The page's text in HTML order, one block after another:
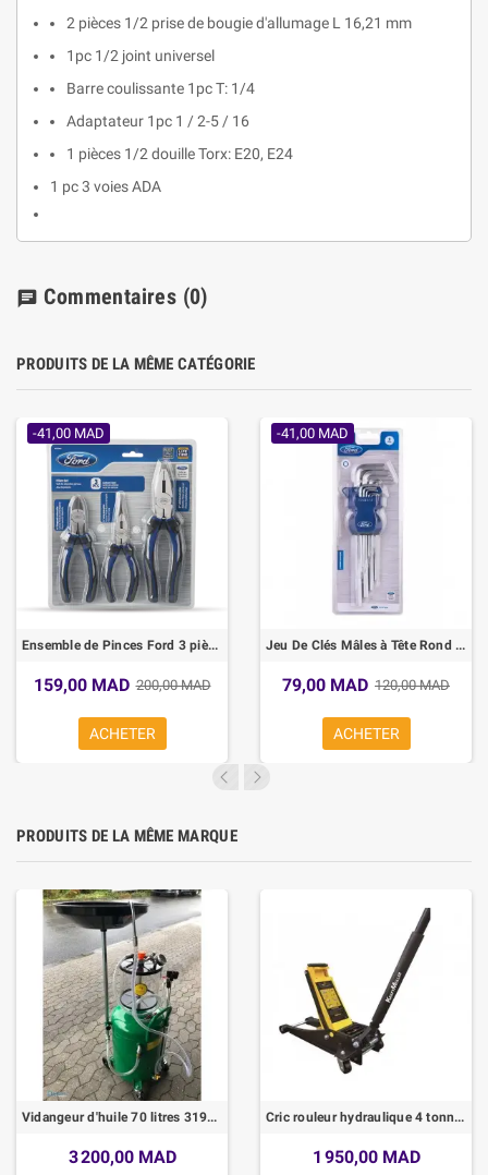
2 pièces 1/2 prise de bougie d'allumage L 16,21 mm
1pc 1/2 joint universel
Barre coulissante 1pc T: 1/4
Adaptateur 1pc 1 / 2-5 / 16
1 pièces 1/2 douille Torx: E20, E24
1 pc 3 voies ADA
chat Commentaires (0)
PRODUITS DE LA MÊME CATÉGORIE
-41,00 MAD
Ensemble de Pinces Ford 3 pièces
159,00 MAD 200,00 MAD
ACHETER
-41,00 MAD
Jeu De Clés Mâles à Tête Rond Extra Longues
79,00 MAD 120,00 MAD
ACHETER
PRODUITS DE LA MÊME MARQUE
Vidangeur d'huile 70 litres 3197-A
3 200,00 MAD
Cric rouleur hydraulique 4 tonnes
1 950,00 MAD